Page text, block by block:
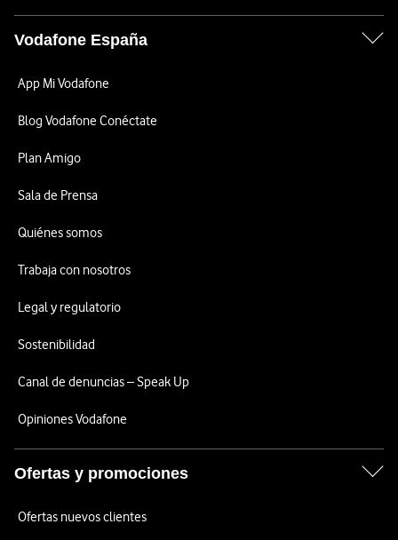
Vodafone España
App Mi Vodafone
Blog Vodafone Conéctate
Plan Amigo
Sala de Prensa
Quiénes somos
Trabaja con nosotros
Legal y regulatorio
Sostenibilidad
Canal de denuncias – Speak Up
Opiniones Vodafone
Ofertas y promociones
Ofertas nuevos clientes